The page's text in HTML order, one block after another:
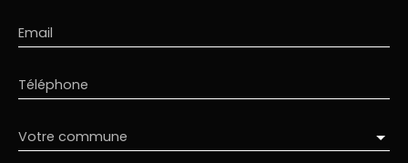
Email
Téléphone
Votre commune